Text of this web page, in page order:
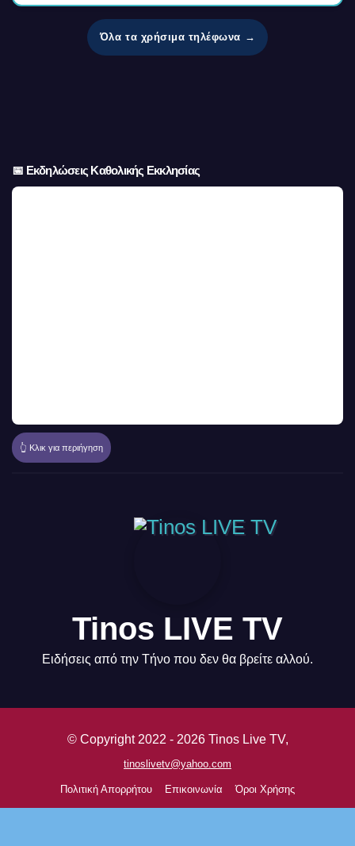
Όλα τα χρήσιμα τηλέφωνα →
📅 Εκδηλώσεις Καθολικής Εκκλησίας
👆 Κλικ για περιήγηση
Tinos LIVE TV
Ειδήσεις από την Τήνο που δεν θα βρείτε αλλού.
© Copyright 2022 - 2026 Tinos Live TV,
tinoslivetv@yahoo.com
Πολιτική Απορρήτου Επικοινωνία Όροι Χρήσης